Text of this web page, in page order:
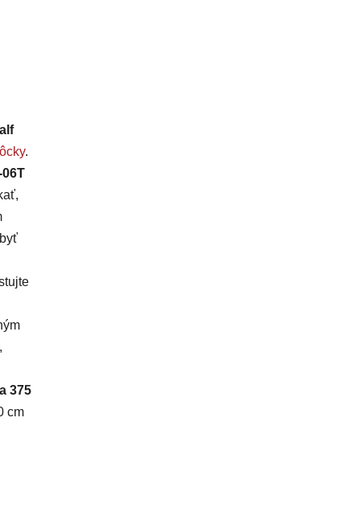
.
375
cm